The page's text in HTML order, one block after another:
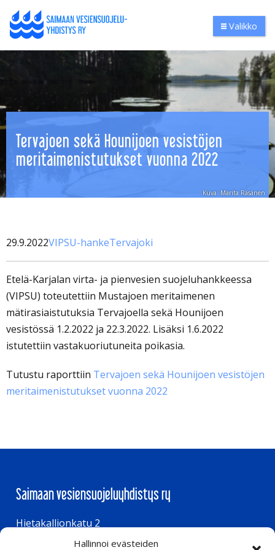
Hallinnoi evästeiden
Valikko
Tervajoen sekä Hounijoen vesistöjen
meritaimenistutukset vuonna 2022
Kuva: Marita Räsänen
29.9.2022VIPSU-hankeTervajoki
Etelä-Karjalan virta- ja pienvesien suojeluhankkeessa
(VIPSU) toteutettiin Mustajoen meritaimenen
mätirasiaistutuksia Tervajoella sekä Hounijoen
vesistössä 1.2.2022 ja 22.3.2022. Lisäksi 1.6.2022
istutettiin vastakuoriutuneita poikasia.
Tutustu raporttiin Tervajoen sekä Hounijoen vesistöjen
meritaimenistutukset vuonna 2022
Saimaan vesiensuojeluyhdistys ry
Hietakallionkatu 2